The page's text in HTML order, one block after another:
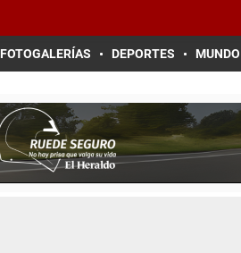
FOTOGALERÍAS DEPORTES MUNDO